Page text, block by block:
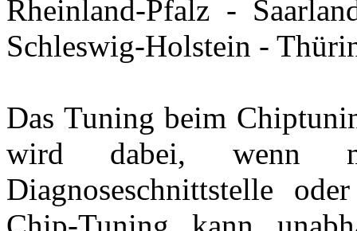
Rheinland-Pfalz -
Schleswig-Holstein -
Das Tuning beim
wird dabei, wenn
Diagnoseschnittstelle